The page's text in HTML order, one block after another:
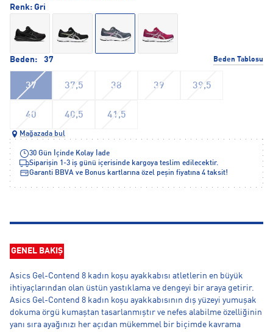
Beden: 37 Beden Tablosu
37 37,5 38 39 39,5
40 40,5 41,5
Renk: Gri
Mağazada bul
30 Gün İçinde Kolay İade
Siparişin 1-3 iş günü içerisinde kargoya teslim edilecektir.
Garanti BBVA ve Bonus kartlarına özel peşin fiyatına 4 taksit!
GENEL BAKIŞ
Asics Gel-Contend 8 kadın koşu ayakkabısı atletlerin en büyük
ihtiyaçlarından olan üstün yastıklama ve dengeyi bir araya getirir.
Asics Gel-Contend 8 kadın koşu ayakkabısının dış yüzeyi yumuşak
dokuma örgü kumaştan tasarlanmıştır ve nefes alabilme özelliğinin
yanı sıra ayağınızı her açıdan mükemmel bir biçimde kavrama